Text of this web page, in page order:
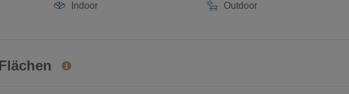
Indoor Outdoor